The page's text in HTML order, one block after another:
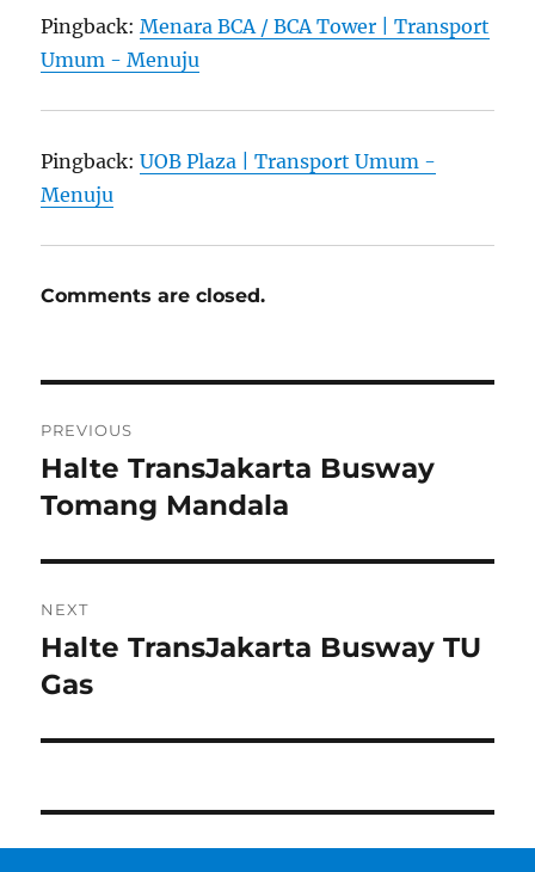
Pingback:Menara BCA / BCA Tower | Transport
Umum - Menuju
Pingback:UOB Plaza | Transport Umum -
Menuju
Comments are closed.
navigation
PREVIOUS
Previous
post:
Halte TransJakarta Busway
Tomang Mandala
NEXT
Next
post:
Halte TransJakarta Busway TU
Gas